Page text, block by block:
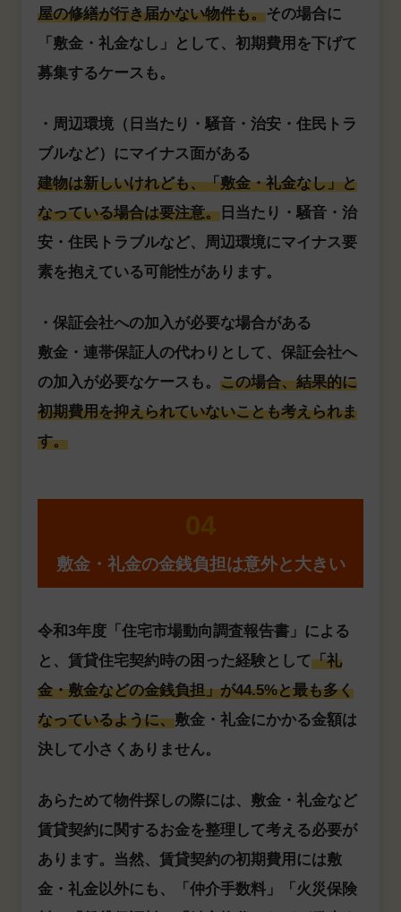
屋の修繕が行き届かない物件も。その場合に
「敷金・礼金なし」として、初期費用を下げて
募集するケースも。
・周辺環境（日当たり・騒音・治安・住民トラ
ブルなど）にマイナス面がある
建物は新しいけれども、「敷金・礼金なし」と
なっている場合は要注意。日当たり・騒音・治
安・住民トラブルなど、周辺環境にマイナス要
素を抱えている可能性があります。
・保証会社への加入が必要な場合がある
敷金・連帯保証人の代わりとして、保証会社へ
の加入が必要なケースも。 この場合、結果的に
初期費用を抑えられていないことも考えられま
す。
敷金・礼金の金銭負担は意外と大きい
令和3年度「住宅市場動向調査報告書」による
と、賃貸住宅契約時の困った経験として「礼
金・敷金などの金銭負担」が44.5%と最も多く
なっているように、敷金・礼金にかかる金額は
決して小さくありません。
あらためて物件探しの際には、敷金・礼金など
賃貸契約に関するお金を整理して考える必要が
あります。当然、賃貸契約の初期費用には敷
金・礼金以外にも、「仲介手数料」「火災保険